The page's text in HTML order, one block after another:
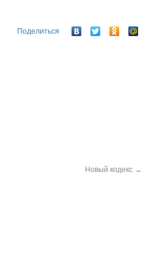
Поделиться
Новый кодекс →